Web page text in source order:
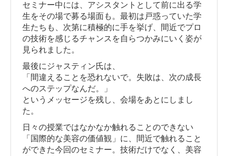
セミナー中には、アシスタントとして前に出る学
生をその場で募る場面も。最初は戸惑っていた学
生たちも、次第に積極的に手を挙げ、間近でプロ
の技術を感じるチャンスを自らつかみにいく姿が
見られました。
最後にジャスティン氏は、
「間違えることを恐れないで。失敗は、次の成長
へのステップなんだ。」
というメッセージを残し、会場をあとにしまし
た。
日々の授業ではなかなか触れることのできない
「国際的な美容の価値観」に、間近で触れること
ができた今回のセミナー。技術だけでなく、美容